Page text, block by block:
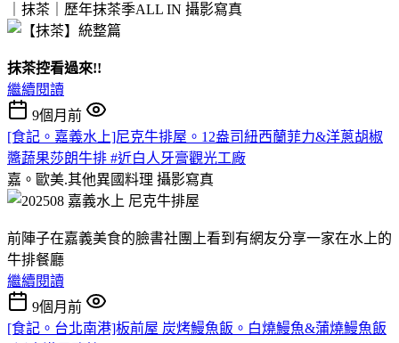
｜抹茶｜歷年抹茶季ALL IN 攝影寫真
抹茶控看過來!!
繼續閱讀
9個月前
[食記。嘉義水上]尼克牛排屋。12盎司紐西蘭菲力&洋蔥胡椒
醬蔬果莎朗牛排 #近白人牙膏觀光工廠
嘉。歐美.其他異國料理 攝影寫真
前陣子在嘉義美食的臉書社團上看到有網友分享一家在水上的
牛排餐廳
繼續閱讀
9個月前
[食記。台北南港]板前屋 炭烤鰻魚飯。白燒鰻魚&蒲燒鰻魚飯